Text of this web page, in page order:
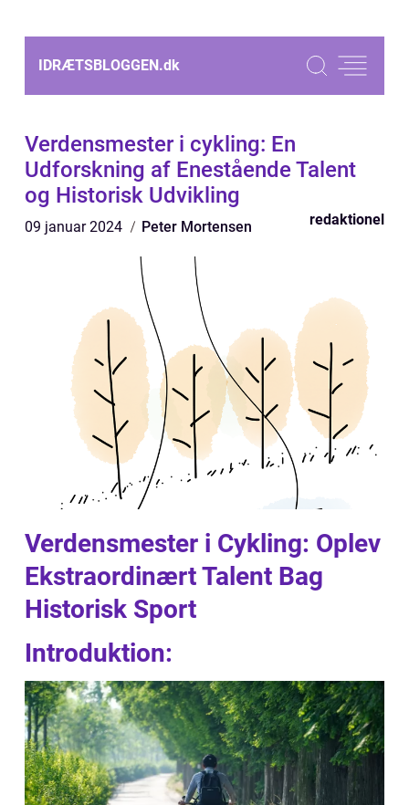
IDRÆTSBLOGGEN.dk
Verdensmester i cykling: En
Udforskning af Enestående Talent
og Historisk Udvikling
09 januar 2024 Peter Mortensen redaktionel
Verdensmester i Cykling: Oplev
Ekstraordinært Talent Bag
Historisk Sport
Introduktion: